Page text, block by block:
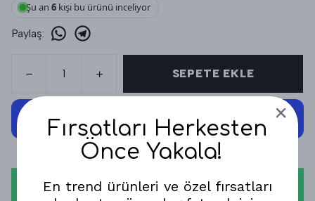
Şu an 6kişi bu ürünü inceliyor
Paylaş:
SEPETE EKLE
WHATSAPP
Fırsatları Herkesten
Önce Yakala!
En trend ürünleri ve özel fırsatları